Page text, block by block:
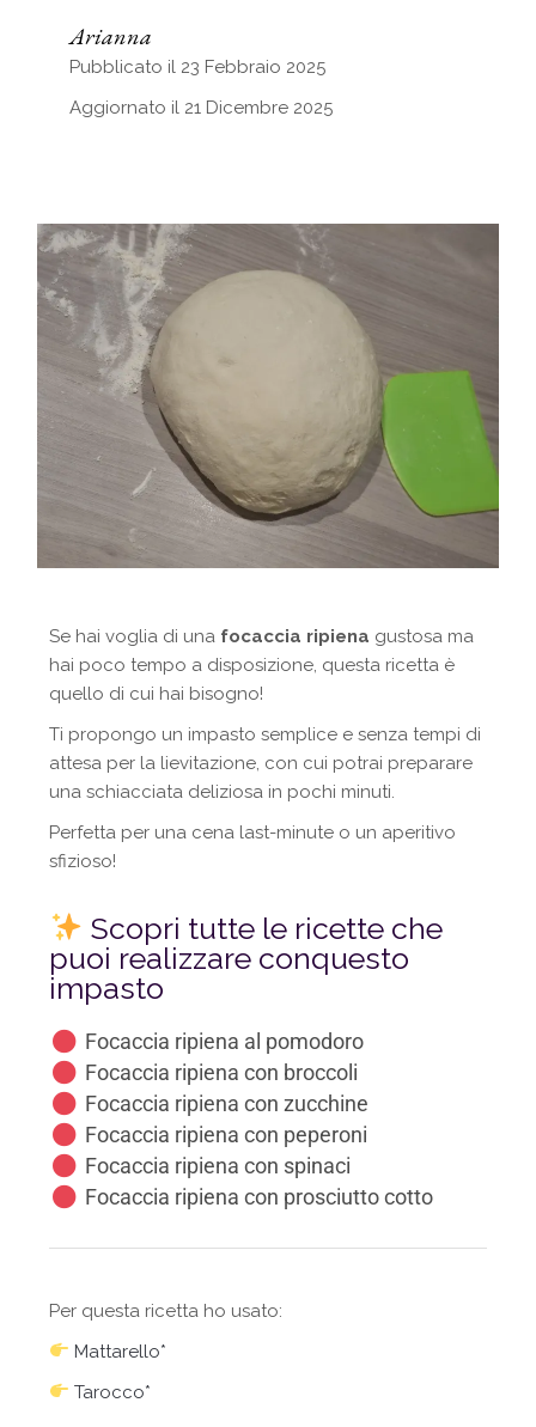
Arianna
Pubblicato il 23 Febbraio 2025
Aggiornato il 21 Dicembre 2025
Se hai voglia di una focaccia ripiena gustosa ma
hai poco tempo a disposizione, questa ricetta è
quello di cui hai bisogno!
Ti propongo un impasto semplice e senza tempi di
attesa per la lievitazione, con cui potrai preparare
una schiacciata deliziosa in pochi minuti.
Perfetta per una cena last-minute o un aperitivo
sfizioso!
Scopri tutte le ricette che
puoi realizzare conquesto
impasto
Focaccia ripiena al pomodoro
Focaccia ripiena con broccoli
Focaccia ripiena con zucchine
Focaccia ripiena con peperoni
Focaccia ripiena con spinaci
Focaccia ripiena con prosciutto cotto
Per questa ricetta ho usato:
Mattarello*
Tarocco*